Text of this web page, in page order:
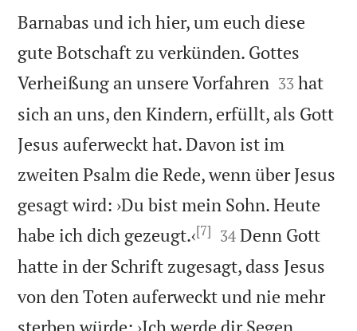
Barnabas und ich hier, um euch diese
gute Botschaft zu verkünden. Gottes
Verheißung an unsere Vorfahren 

33 hat
sich an uns, den Kindern, erfüllt, als Gott
Jesus auferweckt hat. Davon ist im
zweiten Psalm die Rede, wenn über Jesus
gesagt wird: ›Du bist mein Sohn. Heute
habe ich dich gezeugt.‹[7] 

34 Denn Gott
hatte in der Schrift zugesagt, dass Jesus
von den Toten auferweckt und nie mehr